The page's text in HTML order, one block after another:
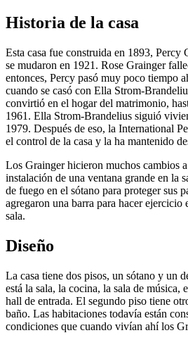
Historia de la casa
Esta casa fue construida en 1893, Percy
se mudaron en 1921. Rose Grainger
entonces, Percy pasó muy poco tiempo
cuando se casó con Ella Strom-
convirtió en el hogar del matrimonio,
1961. Ella Strom-Brandelius siguió
1979. Después de eso, la International
el control de la casa y la ha mantenido
Los Grainger hicieron muchos cambios
instalación de una ventana grande en la
de fuego en el sótano para proteger sus
agregaron una barra para hacer ejercicio
sala.
Diseño
La casa tiene dos pisos, un sótano y un
está la sala, la cocina, la sala de música,
hall de entrada. El segundo piso tiene
baño. Las habitaciones todavía están
condiciones que cuando vivían ahí los